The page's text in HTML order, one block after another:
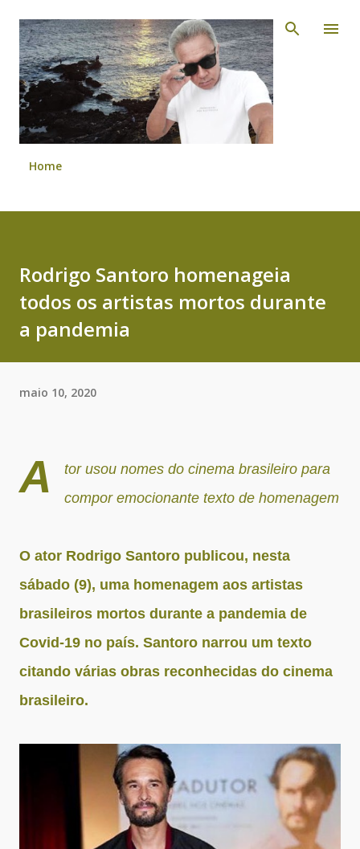
Pular para o conteúdo principal
Home
Rodrigo Santoro homenageia
todos os artistas mortos durante
a pandemia
maio 10, 2020
A
tor usou nomes do cinema brasileiro para
compor emocionante texto de homenagem
O ator Rodrigo Santoro publicou, nesta
sábado (9), uma homenagem aos artistas
brasileiros mortos durante a pandemia de
Covid-19 no país. Santoro narrou um texto
citando várias obras reconhecidas do cinema
brasileiro.